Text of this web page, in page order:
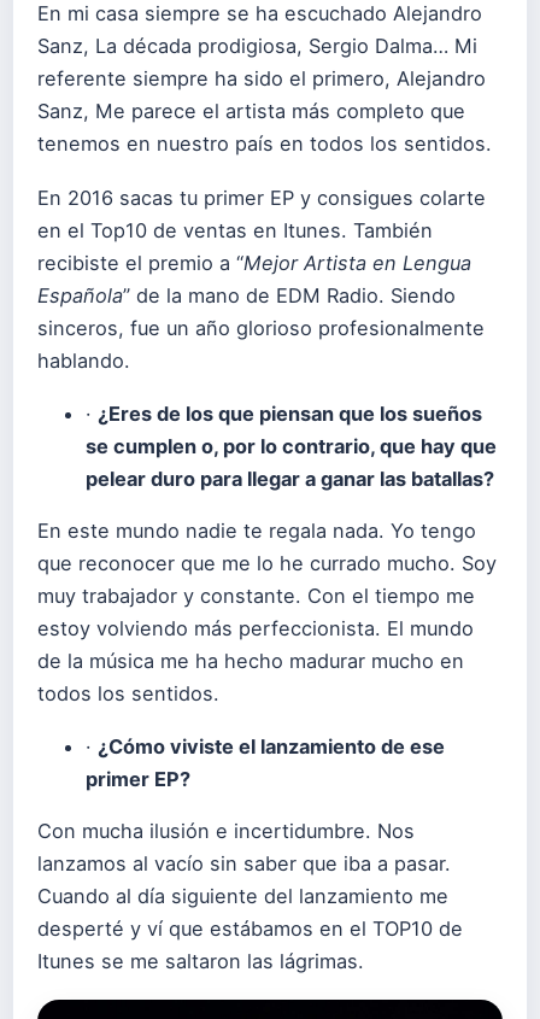
En mi casa siempre se ha escuchado Alejandro
Sanz, La década prodigiosa, Sergio Dalma… Mi
referente siempre ha sido el primero, Alejandro
Sanz, Me parece el artista más completo que
tenemos en nuestro país en todos los sentidos.
En 2016 sacas tu primer EP y consigues colarte
en el Top10 de ventas en Itunes. También
recibiste el premio a “Mejor Artista en Lengua
Española” de la mano de EDM Radio. Siendo
sinceros, fue un año glorioso profesionalmente
hablando.
· ¿Eres de los que piensan que los sueños
se cumplen o, por lo contrario, que hay que
pelear duro para llegar a ganar las batallas?
En este mundo nadie te regala nada. Yo tengo
que reconocer que me lo he currado mucho. Soy
muy trabajador y constante. Con el tiempo me
estoy volviendo más perfeccionista. El mundo
de la música me ha hecho madurar mucho en
todos los sentidos.
· ¿Cómo viviste el lanzamiento de ese
primer EP?
Con mucha ilusión e incertidumbre. Nos
lanzamos al vacío sin saber que iba a pasar.
Cuando al día siguiente del lanzamiento me
desperté y ví que estábamos en el TOP10 de
Itunes se me saltaron las lágrimas.